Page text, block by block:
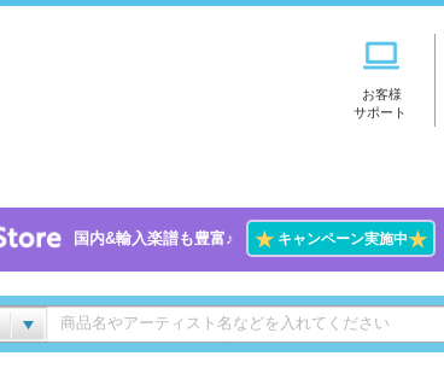
お客様
サポート
国内&輸入楽譜も豊富♪ ★キャンペーン実施中★